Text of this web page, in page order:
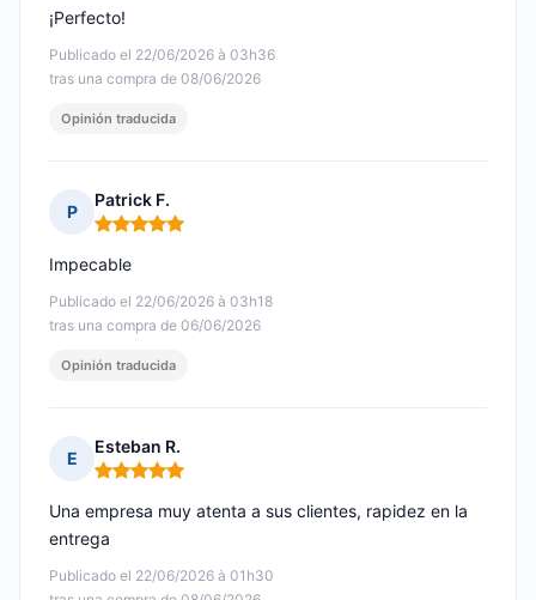
Publicado el 22/06/2026 à 03h36
tras una compra de 08/06/2026
¡Perfecto!
Opinión traducida
P
Patrick F.
Nota: 5 de 5
Publicado el 22/06/2026 à 03h18
tras una compra de 06/06/2026
Impecable
Opinión traducida
E
Esteban R.
Nota: 5 de 5
Publicado el 22/06/2026 à 01h30
Una empresa muy atenta a sus clientes, rapidez en la
entrega